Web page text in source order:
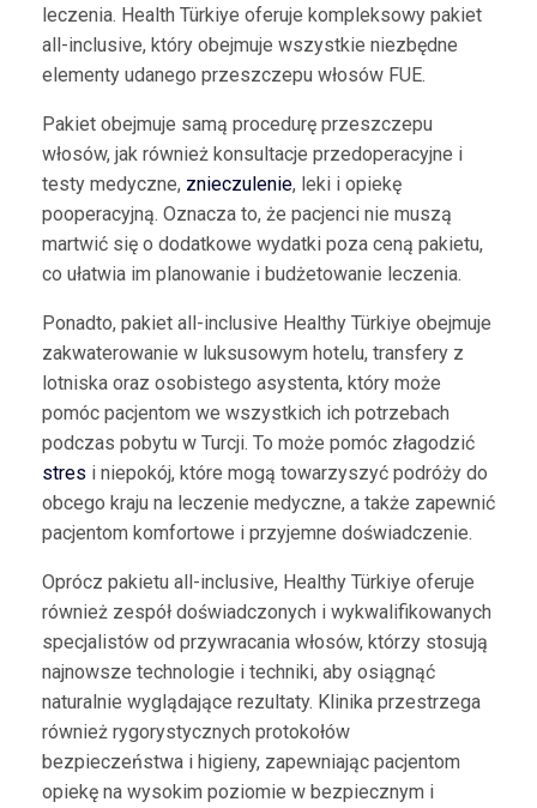
leczenia. Health Türkiye oferuje kompleksowy pakiet
all-inclusive, który obejmuje wszystkie niezbędne
elementy udanego przeszczepu włosów FUE.
Pakiet obejmuje samą procedurę przeszczepu
włosów, jak również konsultacje przedoperacyjne i
testy medyczne, znieczulenie, leki i opiekę
pooperacyjną. Oznacza to, że pacjenci nie muszą
martwić się o dodatkowe wydatki poza ceną pakietu,
co ułatwia im planowanie i budżetowanie leczenia.
Ponadto, pakiet all-inclusive Healthy Türkiye obejmuje
zakwaterowanie w luksusowym hotelu, transfery z
lotniska oraz osobistego asystenta, który może
pomóc pacjentom we wszystkich ich potrzebach
podczas pobytu w Turcji. To może pomóc złagodzić
stres i niepokój, które mogą towarzyszyć podróży do
obcego kraju na leczenie medyczne, a także zapewnić
pacjentom komfortowe i przyjemne doświadczenie.
Oprócz pakietu all-inclusive, Healthy Türkiye oferuje
również zespół doświadczonych i wykwalifikowanych
specjalistów od przywracania włosów, którzy stosują
najnowsze technologie i techniki, aby osiągnąć
naturalnie wyglądające rezultaty. Klinika przestrzega
również rygorystycznych protokołów
bezpieczeństwa i higieny, zapewniając pacjentom
opiekę na wysokim poziomie w bezpiecznym i